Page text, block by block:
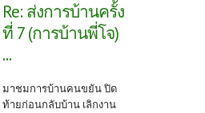
Re: ส่งการบ้านครั้ง
ที่ 7 (การบ้านพี่โจ)
...
มาชมการบ้านคนขยัน ปิด
ท้ายก่อนกลับบ้าน เลิกงาน